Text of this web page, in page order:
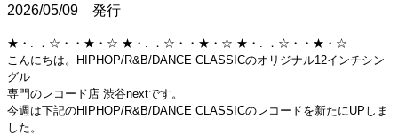
あ
ま
せ
2026/05/09 発行
★・. ．☆・・★・☆ ★・. ．☆・・★・☆ ★・. ．☆・・★・☆
こんにちは。HIPHOP/R&B/DANCE CLASSICのオリジナル12インチシン
グル
専門のレコード店 渋谷nextです。
今週は下記のHIPHOP/R&B/DANCE CLASSICのレコードを新たにUPしま
した。